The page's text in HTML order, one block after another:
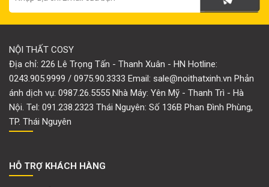
NỘI THẤT COSY
Địa chỉ: 226 Lê Trọng Tấn - Thanh Xuân - HN Hotline:
0243.905.9999 / 0975.90.3333 Email: sale@noithatxinh.vn Phản
ánh dịch vụ: 0987.26.5555 Nhà Máy: Yên Mỹ - Thanh Trì - Hà
Nội. Tel: 091.238.2323 Thái Nguyên: Số 136B Phan Đình Phùng,
TP. Thái Nguyên
HỖ TRỢ KHÁCH HÀNG